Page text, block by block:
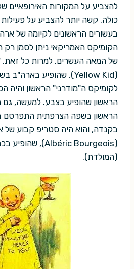
להצביע על המקורות האירופאיים
כולה. קשה יותר להצביע על
בעשורים הראשונים לקיומה של
הקומיקס האמריקאי ניתן לסמן
של המאה העשרים. למרות כל זאת,
לקומיקס ה"מודרני" הראשון והיה
הראשון שהופיע בצבע. למעשה, גם
הראשון בשפה הצרפתית התפרסם
בקנדה, והוא היה סטריפ קבוע של
(המולדת).